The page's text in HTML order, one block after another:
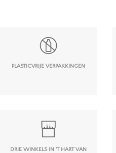
PLASTICVRIJE VERPAKKINGEN
DRIE WINKELS IN 'T HART VAN